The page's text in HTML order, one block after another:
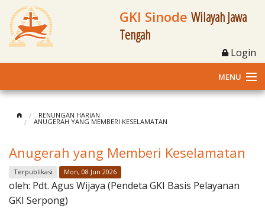
GKI Sinode Wilayah Jawa
Tengah
Login
MENU
Klasis dan Jemaat
Berita Kegiatan
RENUNGAN HARIAN
ANUGERAH YANG MEMBERI KESELAMATAN
Anugerah yang Memberi Keselamatan
Terpublikasi Mon, 08 Jun 2026
oleh: Pdt. Agus Wijaya (Pendeta GKI Basis Pelayanan
GKI Serpong)